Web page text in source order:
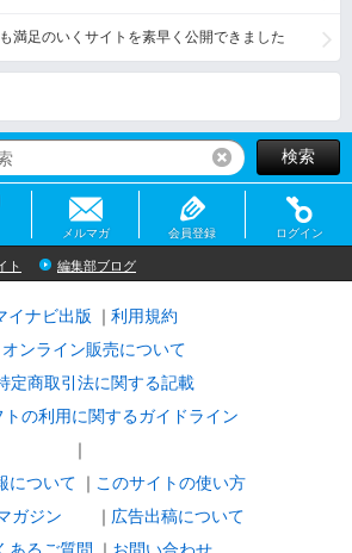
満足のいくサイトを素早く公開できました
リセット検索
メルマガ 会員登録 ログイン
ト 編集部ブログ
イナビ出版
利用規約
オンライン販売について
定商取引法に関する記載
の利用に関するガイドライン
｜
について
このサイトの使い方
ガジン
広告出稿について